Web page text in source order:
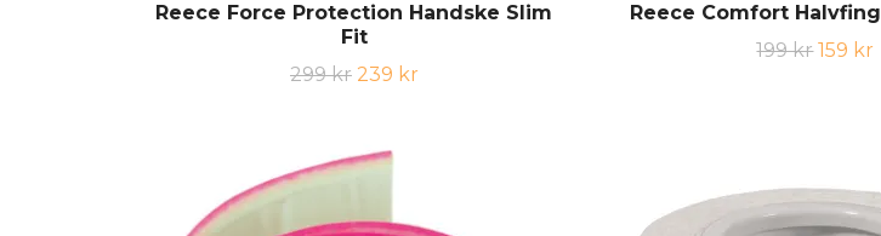
Reece Force Protection Handske Slim
Fit
299 kr 239 kr
Reece Comfort
199 kr 159 kr